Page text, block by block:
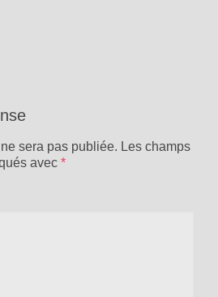
sera pas publiée. Les champs
avec *